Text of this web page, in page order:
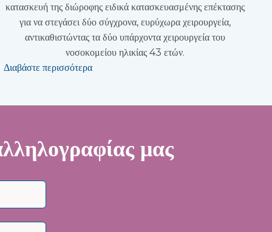
κατασκευή της διώροφης ειδικά κατασκευασμένης επέκτασης
για να στεγάσει δύο σύγχρονα, ευρύχωρα χειρουργεία,
αντικαθιστώντας τα δύο υπάρχοντα χειρουργεία του
νοσοκομείου ηλικίας 43 ετών.
Διαβάστε περισσότερα
μας